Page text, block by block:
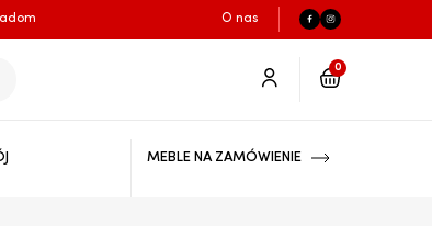
O nas
0
MEBLE NA ZAMÓWIENIE